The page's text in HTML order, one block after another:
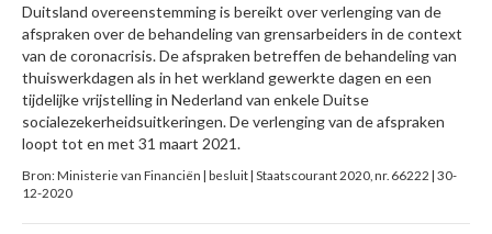
Duitsland overeenstemming is bereikt over verlenging van de
afspraken over de behandeling van grensarbeiders in de context
van de coronacrisis. De afspraken betreffen de behandeling van
thuiswerkdagen als in het werkland gewerkte dagen en een
tijdelijke vrijstelling in Nederland van enkele Duitse
socialezekerheidsuitkeringen. De verlenging van de afspraken
loopt tot en met 31 maart 2021.
Bron: Ministerie van Financiën | besluit | Staatscourant 2020, nr. 66222 | 30-
12-2020